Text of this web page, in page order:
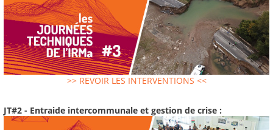
>> REVOIR LES INTERVENTIONS <<
JT#2 - Entraide intercommunale et gestion de crise :